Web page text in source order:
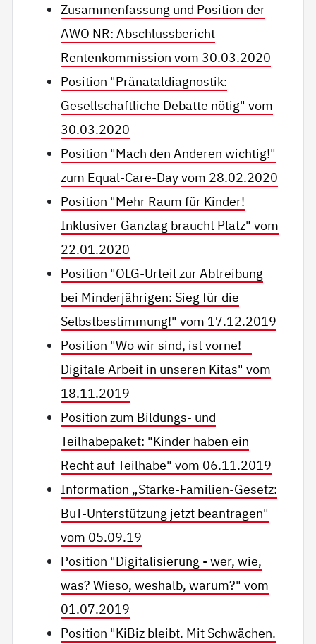
Zusammenfassung und Position der
AWO NR: Abschlussbericht
Rentenkommission vom 30.03.2020
Position "Pränataldiagnostik:
Gesellschaftliche Debatte nötig" vom
30.03.2020
Position "Mach den Anderen wichtig!"
zum Equal-Care-Day vom 28.02.2020
Position "Mehr Raum für Kinder!
Inklusiver Ganztag braucht Platz" vom
22.01.2020
Position "OLG-Urteil zur Abtreibung
bei Minderjährigen: Sieg für die
Selbstbestimmung!" vom 17.12.2019
Position "Wo wir sind, ist vorne! –
Digitale Arbeit in unseren Kitas" vom
18.11.2019
Position zum Bildungs- und
Teilhabepaket: "Kinder haben ein
Recht auf Teilhabe" vom 06.11.2019
Information „Starke-Familien-Gesetz:
BuT-Unterstützung jetzt beantragen"
vom 05.09.19
Position "Digitalisierung - wer, wie,
was? Wieso, weshalb, warum?" vom
01.07.2019
Position "KiBiz bleibt. Mit Schwächen.